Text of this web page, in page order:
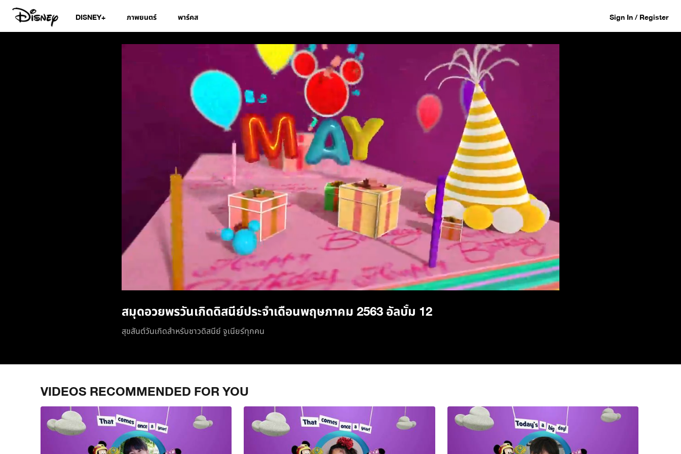
DISNEY+ ภาพยนตร์ พาร์คส Sign In / Register
สมุดอวยพรวันเกิดดิสนีย์ประจำเดือนพฤษภาคม 2563 อัลบั้ม 12
สมุดอวยพรวันเกิดดิสนีย์ประจำเดือนพฤษภาคม 2563 อัลบั้ม 12
สุขสันต์วันเกิดสำหรับชาวดิสนีย์ จูเนียร์ทุกคน
VIDEOS RECOMMENDED FOR YOU